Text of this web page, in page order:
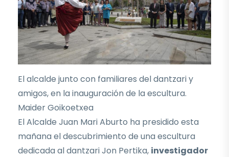
El alcalde junto con familiares del dantzari y
amigos, en la inauguración de la escultura.
Maider Goikoetxea
El Alcalde Juan Mari Aburto ha presidido esta
mañana el descubrimiento de una escultura
dedicada al dantzari Jon Pertika, investigador